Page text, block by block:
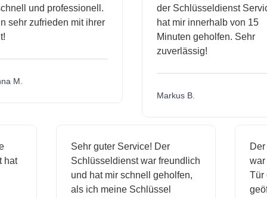
und professionell.
zufrieden mit ihrer
M.
der Schlüsseldienst
hat mir innerhalb von 15
Minuten geholfen. Sehr
zuverlässig!
Markus B.
hat
Sehr guter Service! Der
Schlüsseldienst war freundlich
und hat mir schnell geholfen,
als ich meine Schlüssel